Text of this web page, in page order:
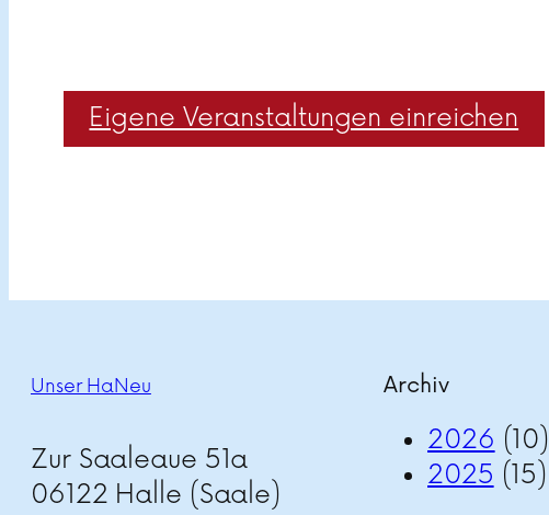
Eigene Veranstaltungen einreichen
Unser HaNeu
Zur Saaleaue 51a
06122 Halle (Saale)
Archiv
2026 (10)
2025 (15)